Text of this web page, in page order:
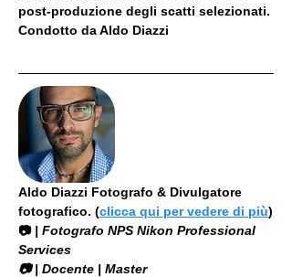
post-produzione degli scatti selezionati.
Condotto da Aldo Diazzi
Aldo Diazzi Fotografo & Divulgatore
fotografico. (clicca qui per vedere di più)
📷 | Fotografo NPS Nikon Professional
Services
​📷 | Docente | Master